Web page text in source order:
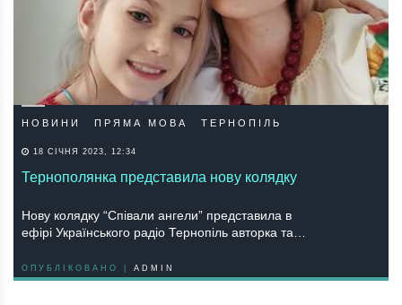
НОВИНИ ПРЯМА МОВА ТЕРНОПІЛЬ
18 СІЧНЯ 2023, 12:34
Тернополянка представила нову колядку
Нову колядку “Співали ангели” представила в
ефірі Українського радіо Тернопіль авторка та…
ОПУБЛІКОВАНО | ADMIN